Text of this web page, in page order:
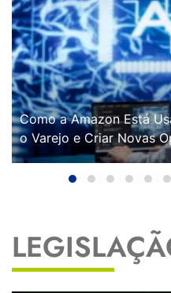
Como a Amazon Está
o Varejo e Criar Novas